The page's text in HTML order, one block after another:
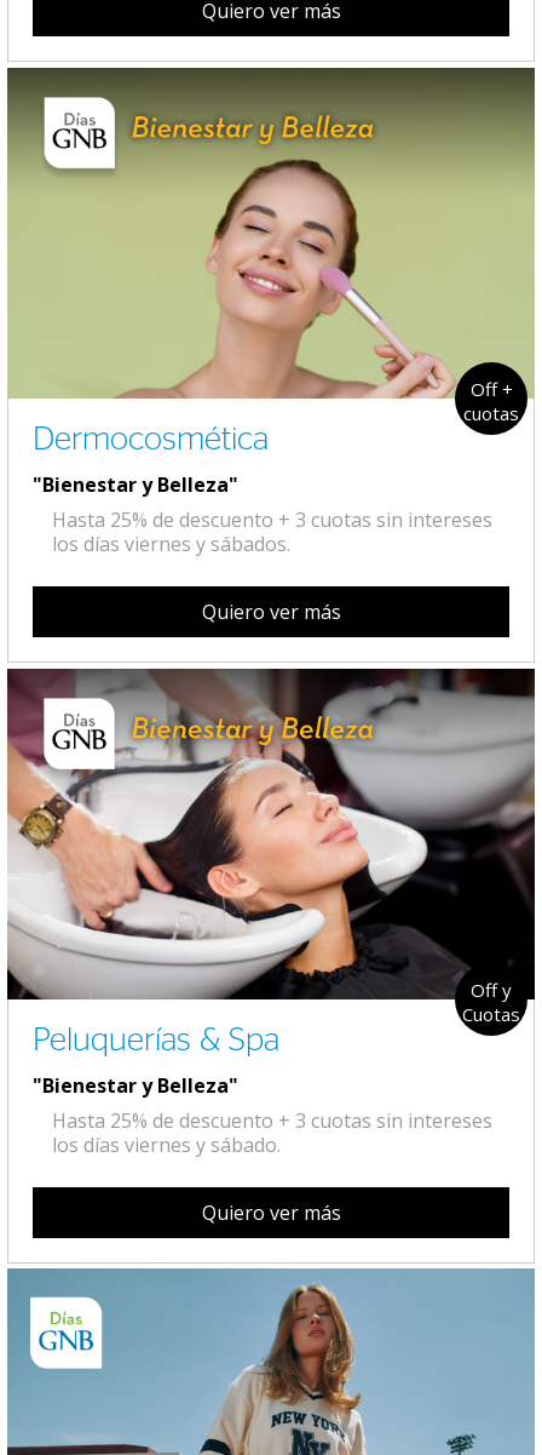
Quiero ver más
Off +
cuotas
Dermocosmética
"Bienestar y Belleza"
Hasta 25% de descuento + 3 cuotas sin intereses
los días viernes y sábados.
Quiero ver más
Off y
Cuotas
Peluquerías & Spa
"Bienestar y Belleza"
Hasta 25% de descuento + 3 cuotas sin intereses
los días viernes y sábado.
Quiero ver más